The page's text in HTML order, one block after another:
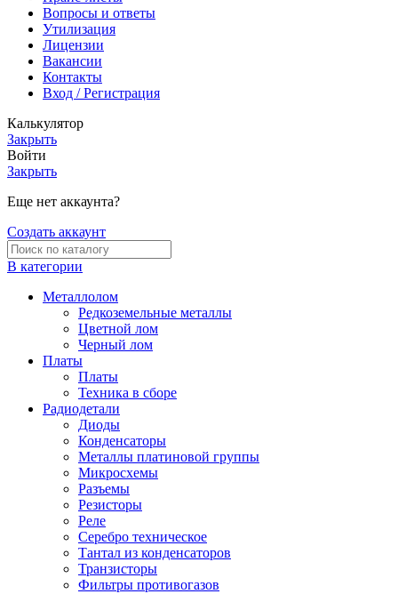
Вопросы и ответы
Утилизация
Лицензии
Вакансии
Контакты
Вход / Регистрация
Калькулятор
Закрыть
Войти
Закрыть
Еще нет аккаунта?
Создать аккаунт
В категории
Металлолом
Редкоземельные металлы
Цветной лом
Черный лом
Платы
Платы
Техника в сборе
Радиодетали
Диоды
Конденсаторы
Металлы платиновой группы
Микросхемы
Разъемы
Резисторы
Реле
Серебро техническое
Тантал из конденсаторов
Транзисторы
Фильтры противогазов